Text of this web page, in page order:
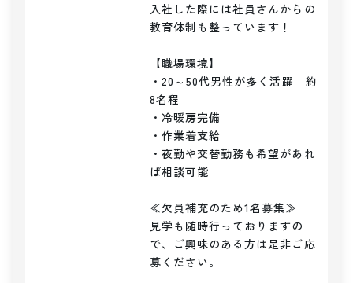
入社した際には社員さんからの
教育体制も整っています！
【職場環境】
・20～50代男性が多く活躍　約
8名程
・冷暖房完備
・作業着支給
・夜勤や交替勤務も希望があれ
ば相談可能
≪欠員補充のため1名募集≫
見学も随時行っておりますの
で、ご興味のある方は是非ご応
募ください。